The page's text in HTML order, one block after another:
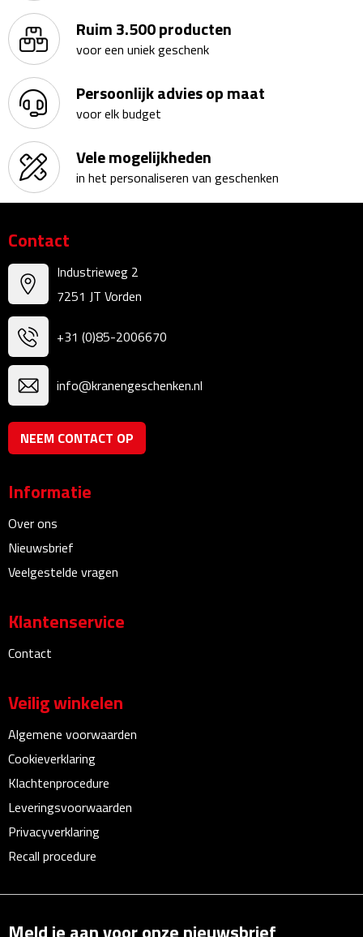
Schoteltjes
Thermossets
Kantoor & Zakelijk
Agenda's & Kalenders
Agenda's
Kalenders
Beurs & Evenementen
Banners
Barmatten
Naambadges & naamkaarthouders
Stickers
Bureau Toebehoren
Bureaulampen
Bureau organizers
Bureausets
Bureau ventilatoren
Boekenleggers
Ruim 3.500 producten
voor een uniek geschenk
Persoonlijk advies op maat
voor elk budget
Vele mogelijkheden
in het personaliseren van geschenken
Contact
Industrieweg 2
7251 JT Vorden
+31 (0)85-2006670
info@kranengeschenken.nl
NEEM CONTACT OP
Informatie
Over ons
Nieuwsbrief
Veelgestelde vragen
Klantenservice
Contact
Veilig winkelen
Algemene voorwaarden
Cookieverklaring
Klachtenprocedure
Leveringsvoorwaarden
Privacyverklaring
Recall procedure